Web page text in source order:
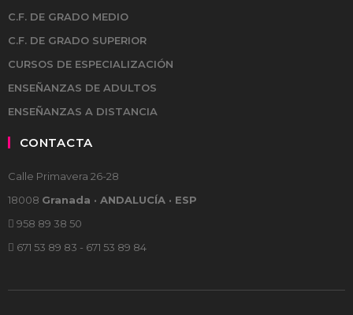
C.F. DE GRADO MEDIO
C.F. DE GRADO SUPERIOR
CURSOS DE ESPECIALIZACIÓN
ENSEÑANZAS DE ADULTOS
ENSEÑANZAS A DISTANCIA
CONTACTA
Calle Primavera 26-28
18008 Granada · ANDALUCÍA · ESP
958 89 38 50
671 53 89 83 - 671 53 89 84